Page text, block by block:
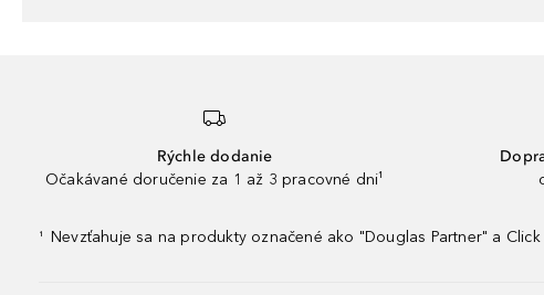
Rýchle dodanie
Očakávané doručenie za 1 až 3 pracovné dni¹
¹ Nevzťahuje sa na produkty označené ako "Douglas Partner" a